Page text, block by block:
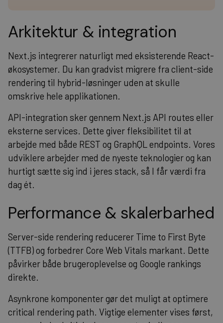
Arkitektur & integration
Next.js integrerer naturligt med eksisterende React-
økosystemer. Du kan gradvist migrere fra client-side
rendering til hybrid-løsninger uden at skulle
omskrive hele applikationen.
API-integration sker gennem Next.js API routes eller
eksterne services. Dette giver fleksibilitet til at
arbejde med både REST og GraphQL endpoints. Vores
udviklere arbejder med de nyeste teknologier og kan
hurtigt sætte sig ind i jeres stack, så I får værdi fra
dag ét.
Performance & skalerbarhed
Server-side rendering reducerer Time to First Byte
(TTFB) og forbedrer Core Web Vitals markant. Dette
påvirker både brugeroplevelse og Google rankings
direkte.
Asynkrone komponenter gør det muligt at optimere
critical rendering path. Vigtige elementer vises først,